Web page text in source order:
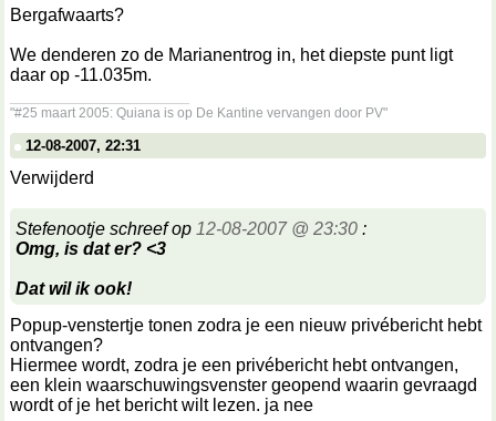
Bergafwaarts?
We denderen zo de Marianentrog in, het diepste punt ligt
daar op -11.035m.
"#25 maart 2005: Quiana is op De Kantine vervangen door PV"
12-08-2007, 22:31
Verwijderd
Stefenootje schreef op 12-08-2007 @ 23:30 :
Omg, is dat er? <3
Dat wil ik ook!
Popup-venstertje tonen zodra je een nieuw privébericht hebt
ontvangen?
Hiermee wordt, zodra je een privébericht hebt ontvangen,
een klein waarschuwingsvenster geopend waarin gevraagd
wordt of je het bericht wilt lezen. ja nee